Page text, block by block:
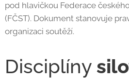
pod hlavičkou Federace
(FČST). Dokument stanovuje
organizaci soutěží.
Disciplíny